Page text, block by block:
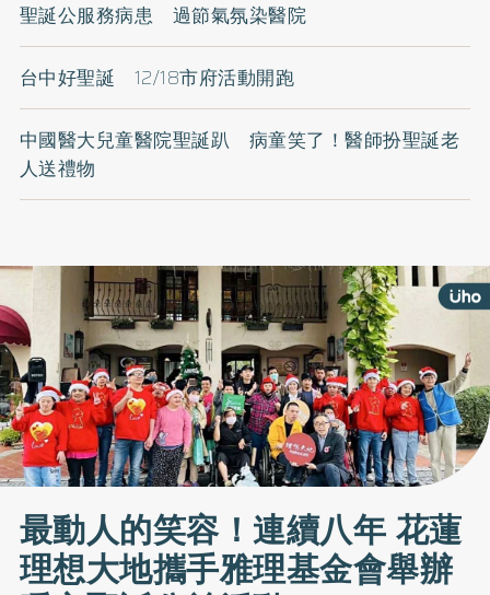
聖誕公服務病患 過節氣氛染醫院
台中好聖誕 12/18市府活動開跑
中國醫大兒童醫院聖誕趴 病童笑了！醫師扮聖誕老
人送禮物
最動人的笑容！連續八年 花蓮
理想大地攜手雅理基金會舉辦